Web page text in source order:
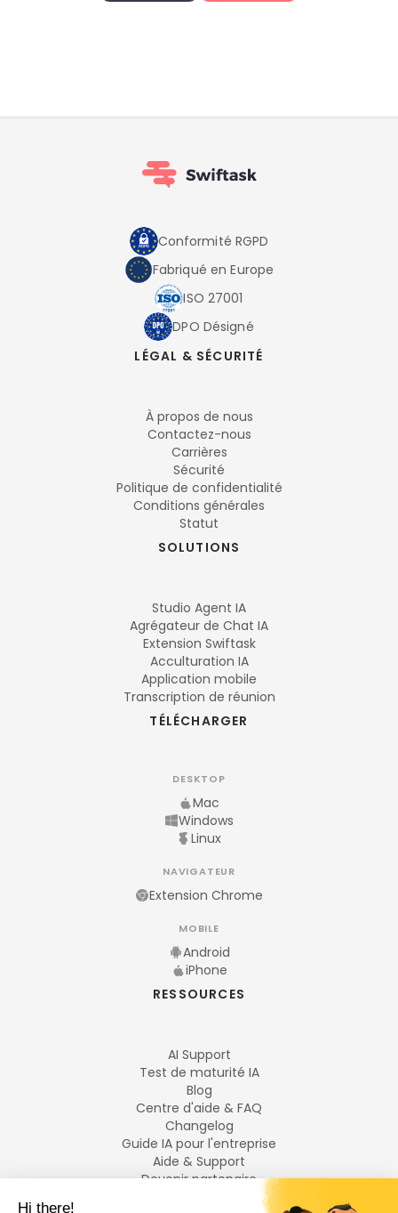
Conformité RGPD
Fabriqué en Europe
ISO 27001
DPO Désigné
LÉGAL & SÉCURITÉ
À propos de nous
Contactez-nous
Carrières
Sécurité
Politique de confidentialité
Conditions générales
Statut
SOLUTIONS
Studio Agent IA
Agrégateur de Chat IA
Extension Swiftask
Acculturation IA
Application mobile
Transcription de réunion
TÉLÉCHARGER
DESKTOP
Mac
Windows
Linux
NAVIGATEUR
Extension Chrome
MOBILE
Android
iPhone
RESSOURCES
AI Support
Test de maturité IA
Blog
Centre d'aide & FAQ
Changelog
Guide IA pour l'entreprise
Aide & Support
Devenir partenaire